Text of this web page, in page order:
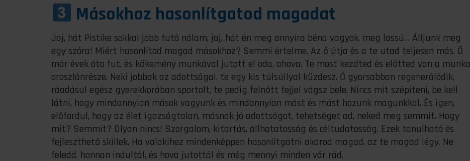
Másokhoz hasonlítgatod magadat
Jaj, hát Pistike sokkal jobb futó nálam, jaj, hát én meg annyira béna vagyok, meg lassú… Álljunk meg
egy szóra! Miért hasonlítod magad másokhoz? Semmi értelme. Az ő útja és a te utad teljesen más. Ő
már évek óta fut, és kőkemény munkával jutott el oda, ahova. Te most kezdted és előtted van a munka
oroszlánrésze. Neki jobbak az adottságai, te egy kis túlsúllyal küzdesz. Ő gyorsabban regenerálódik,
ráadásul egész gyerekkorában sportolt, te pedig felnőtt fejjel vágsz bele. Nincs mit szépíteni, be kell
látni, hogy mindannyian mások vagyunk és mindannyian mást és mást hozunk magunkkal. És igen,
előfordul, hogy az élet igazságtalan, másnak jó adottságot, tehetséget ad, neked meg semmit. Hogy
mit? Semmit? Olyan nincs! Szorgalom, kitartás, állhatatosság és céltudatosság. Ezek tanulható és
fejleszthető skillek. Ha valakihez mindenképpen hasonlítgatni akarod magad, az te magad légy. Ne
feledd, honnan indultál, és hova jutottál és még mennyi minden vár rád.